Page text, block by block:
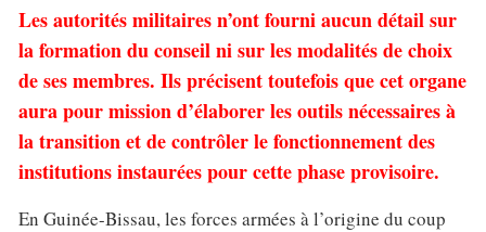
Les autorités militaires n’ont fourni aucun détail sur
la formation du conseil ni sur les modalités de choix
de ses membres. Ils précisent toutefois que cet organe
aura pour mission d’élaborer les outils nécessaires à
la transition et de contrôler le fonctionnement des
institutions instaurées pour cette phase provisoire.
En Guinée-Bissau, les forces armées à l’origine du coup